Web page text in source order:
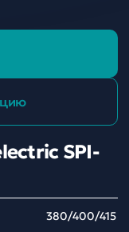
SPI-
380/400/415